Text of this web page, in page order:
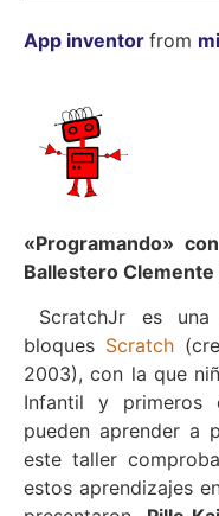
App inventor from
«Programando»
Ballestero Clemente
ScratchJr es
bloques Scratch
2003), con la que
Infantil y primeros
pueden aprender a
este taller
estos aprendizajes